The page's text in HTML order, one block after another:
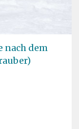
nach dem